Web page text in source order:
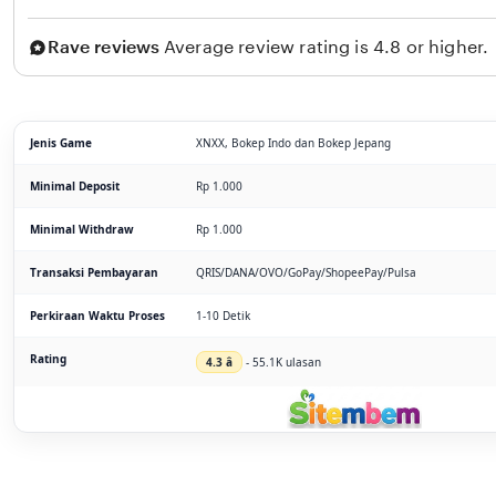
Rave reviews Average review rating is 4.8 or higher.
Jenis Game XNXX, Bokep Indo dan Bokep Jepang
Minimal Deposit Rp 1.000
Minimal Withdraw Rp 1.000
Transaksi Pembayaran QRIS/DANA/OVO/GoPay/ShopeePay/Pulsa
Perkiraan Waktu Proses 1-10 Detik
Rating 4.3 â­ - 55.1K ulasan